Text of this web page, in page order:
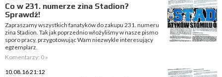
Co w 231. numerze zina Stadion?
Sprawdź!
Zapraszamy wszystkich fanatyków do zakupu 231. numeru
zina Stadion. Tak jak poprzednio włożyliśmy w nasze pismo
sporo pracy, przygotowując Wam niezwykle interesujący
egzemplarz.
Komentarzy: 0 »
10.08.16 21:12